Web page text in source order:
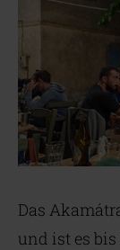
Das
und ist es